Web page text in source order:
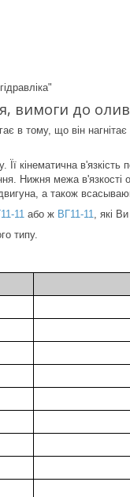
вимоги до
в тому, що він
кінематична
Нижня межа в'язкості
а також
11 або ж ВГ11-11, які
типу.